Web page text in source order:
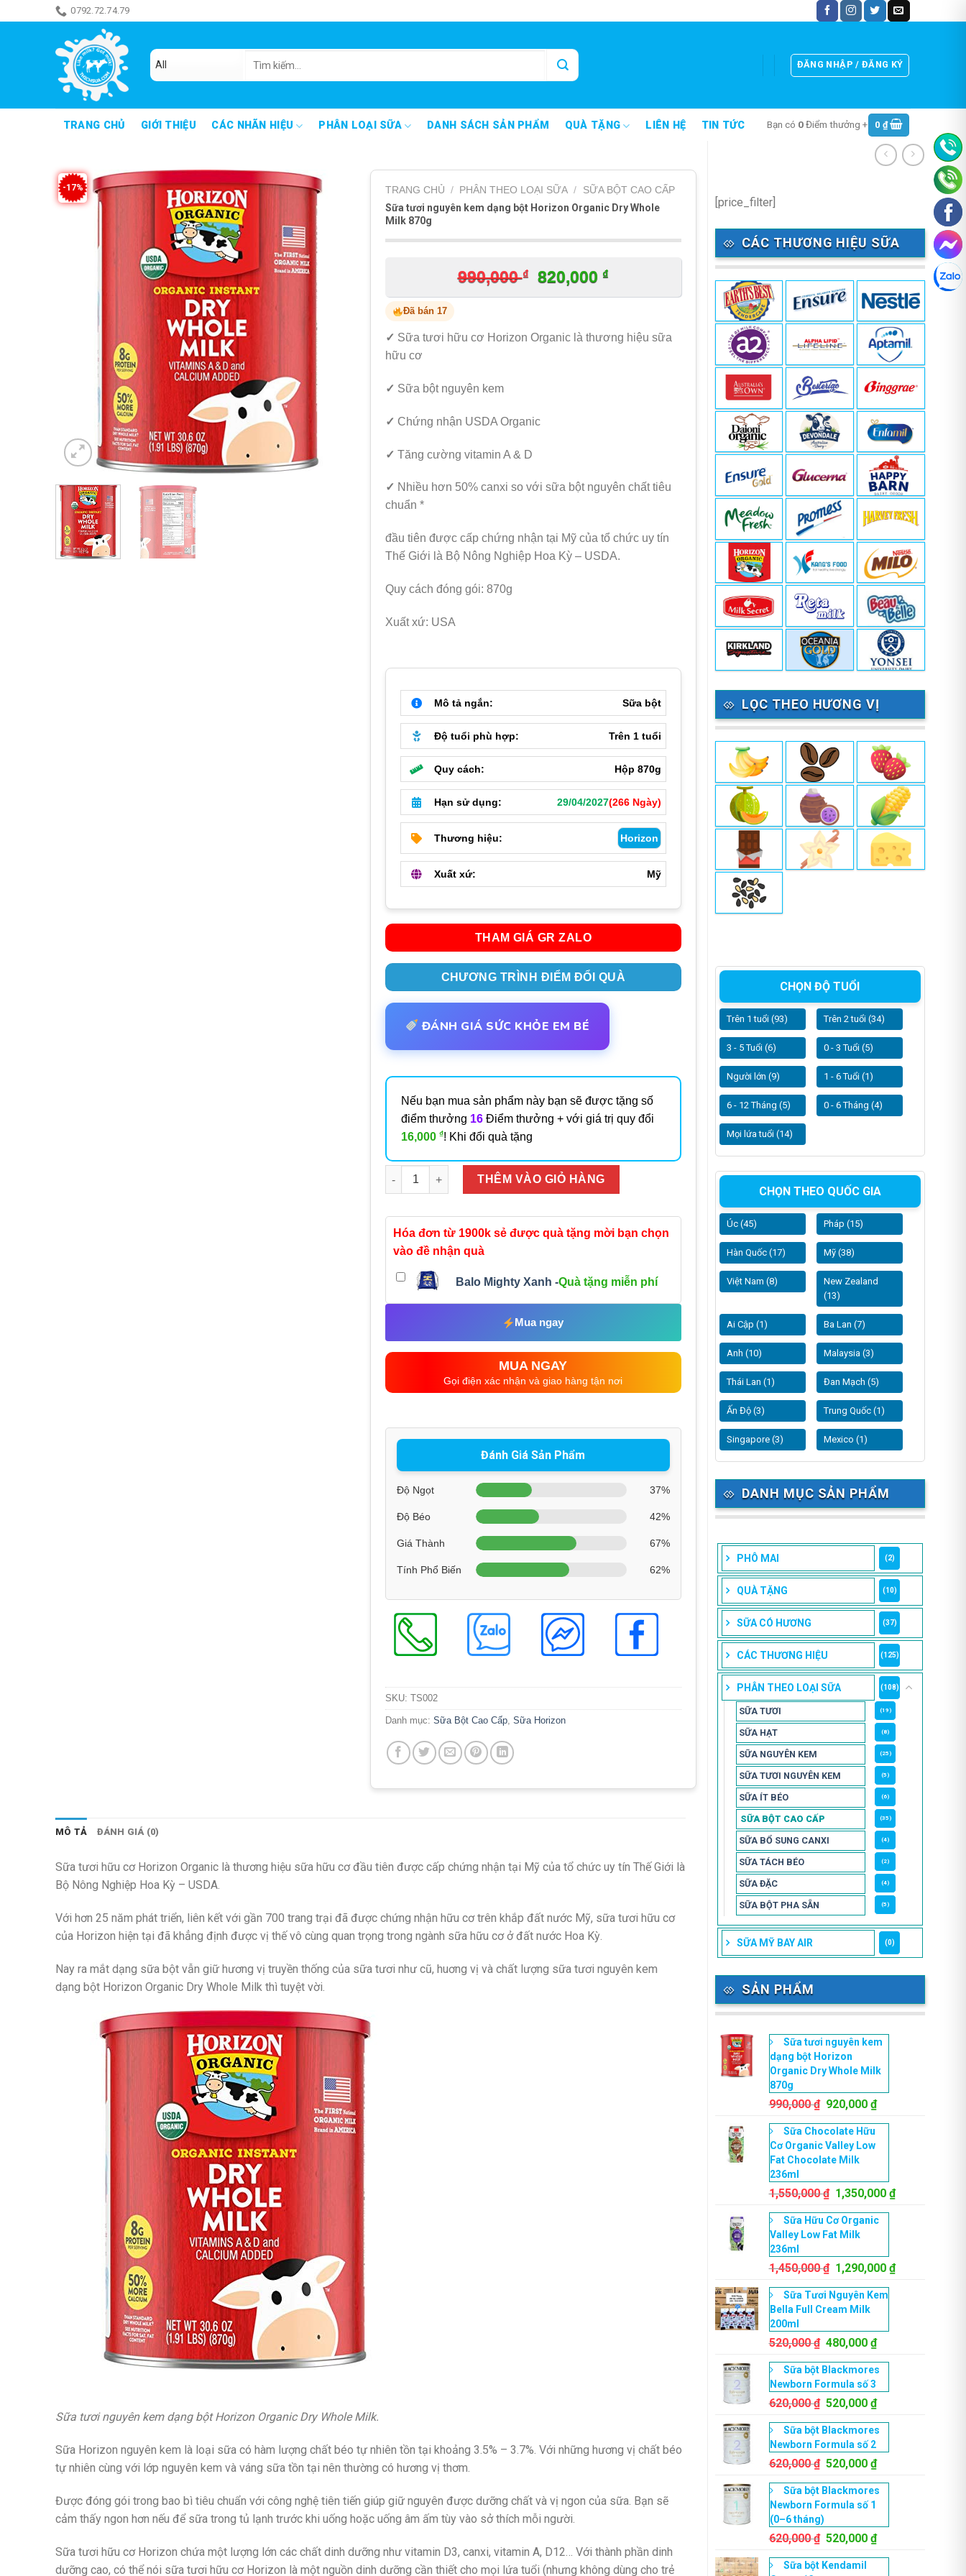
to
0792.72.74.79
kiếm:
ĐĂNG NHẬP / ĐĂNG KÝ
TRANG CHỦ GIỚI THIỆU CÁC NHÃN HIỆU PHÂN LOẠI SỮA DANH SÁCH SẢN PHẨM QUÀ TẶNG LIÊN HỆ TIN TỨC Bạn có 0Điểm thưởng + 0 ₫
[price_filter]
CÁC THƯƠNG HIỆU SỮA
LỌC THEO HƯƠNG VỊ
CHỌN ĐỘ TUỔI
Trên 1 tuổi (93) Trên 2 tuổi (34)
3 - 5 Tuổi (6) 0 - 3 Tuổi (5)
Người lớn (9) 1 - 6 Tuổi (1)
6 - 12 Tháng (5) 0 - 6 Tháng (4)
Mọi lứa tuổi (14)
CHỌN THEO QUỐC GIA
Úc (45) Pháp (15)
Hàn Quốc (17) Mỹ (38)
Việt Nam (8)
New Zealand
(13)
Ai Cập (1) Ba Lan (7)
Anh (10) Malaysia (3)
Thái Lan (1) Đan Mạch (5)
Ấn Độ (3) Trung Quốc (1)
Singapore (3) Mexico (1)
DANH MỤC SẢN PHẨM
PHÔ MAI (2)
QUÀ TẶNG (10)
SỮA CÓ HƯƠNG (37)
CÁC THƯƠNG HIỆU (125)
PHÂN THEO LOẠI SỮA (108)
SỮA TƯƠI (19)
SỮA HẠT (8)
SỮA NGUYÊN KEM (25)
SỮA TƯƠI NGUYÊN KEM (5)
SỮA ÍT BÉO (6)
SỮA BỘT CAO CẤP (35)
SỮA BỔ SUNG CANXI (4)
SỮA TÁCH BÉO (2)
SỮA ĐẶC (4)
SỮA BỘT PHA SẴN (5)
SỮA MỸ BAY AIR (0)
SẢN PHẨM
Sữa tươi nguyên kem
dạng bột Horizon
Organic Dry Whole Milk
870g
990,000₫ Giá
là:
990,000 ₫.
920,000₫Giá
Sữa Chocolate Hữu
Cơ Organic Valley Low
Fat Chocolate Milk
236ml
1,550,000₫ Giá
là:
1,550,000 ₫.
1,350,000₫Giá
Sữa Hữu Cơ Organic
Valley Low Fat Milk
236ml
1,450,000₫ Giá
là:
1,450,000 ₫.
1,290,000₫Giá
Sữa Tươi Nguyên Kem
Bella Full Cream Milk
200ml
520,000₫ Giá
là:
520,000 ₫.
480,000₫Giá
tại
480,000 ₫.
Sữa bột Blackmores
Newborn Formula số 3
620,000₫ Giá
là:
620,000 ₫.
520,000₫Giá
tại
520,000 ₫.
Sữa bột Blackmores
Newborn Formula số 2
620,000₫ Giá
là:
620,000 ₫.
520,000₫Giá
tại
520,000 ₫.
Sữa bột Blackmores
Newborn Formula số 1
(0–6 tháng)
620,000₫ Giá
là:
520,000₫Giá
Sữa bột Kendamil
-17% TRANG CHỦ / PHÂN THEO LOẠI SỮA / SỮA BỘT CAO CẤP
Sữa tươi nguyên kem dạng bột Horizon Organic Dry Whole
Milk 870g
990,000₫
Giá
gốc
990,000 ₫.
820,000 ₫
hiện
là:
Đã bán 17
✓ Sữa tươi hữu cơ Horizon Organic là thương hiệu sữa
hữu cơ
✓ Sữa bột nguyên kem
✓ Chứng nhận USDA Organic
✓ Tăng cường vitamin A & D
✓ Nhiều hơn 50% canxi so với sữa bột nguyên chất tiêu
chuẩn *
đầu tiên được cấp chứng nhận tại Mỹ của tổ chức uy tín
Thế Giới là Bộ Nông Nghiệp Hoa Kỳ – USDA.
Quy cách đóng gói: 870g
Xuất xứ: USA
Mô tả ngắn: Sữa bột
Độ tuổi phù hợp: Trên 1 tuổi
Quy cách: Hộp 870g
Hạn sử dụng: 29/04/2027(266 Ngày)
Thương hiệu: Horizon
Xuất xứ: Mỹ
THAM GIÁ GR ZALO
CHƯƠNG TRÌNH ĐIỂM ĐỔI QUÀ
ĐÁNH GIÁ SỨC KHỎE EM BÉ
Nếu bạn mua sản phẩm này bạn sẽ được tặng số
điểm thưởng 16 Điểm thưởng + với giá trị quy đổi
16,000₫! Khi đổi quà tặng
Số lượng
THÊM VÀO GIỎ HÀNG
Hóa đơn từ 1900k sẻ được quà tặng mời bạn chọn
vào đề nhận quà
Balo Mighty Xanh -Quà tặng miễn phí
Mua ngay
MUA NGAY
Gọi điện xác nhận và giao hàng tận nơi
Đánh Giá Sản Phẩm
Độ Ngọt 37%
Độ Béo 42%
Giá Thành 67%
Tính Phổ Biến 62%
SKU:TS002
Danh mục:Sữa Bột Cao Cấp ,Sữa Horizon
MÔ TẢ ĐÁNH GIÁ (0)
Sữa tươi hữu cơ Horizon Organic là thương hiệu sữa hữu cơ đầu tiên được cấp chứng nhận tại Mỹ của tổ chức uy tín Thế Giới là
Bộ Nông Nghiệp Hoa Kỳ – USDA.
Với hơn 25 năm phát triển, liên kết với gần 700 trang trại đã được chứng nhận hữu cơ trên khắp đất nước Mỹ, sữa tươi hữu cơ
của Horizon hiện tại đã khẳng định được vị thế vô cùng quan trọng trong ngành sữa hữu cơ ở đất nước Hoa Kỳ.
Nay ra mắt dạng sữa bột vẫn giữ hương vị truyền thống của sữa tươi như cũ, huơng vị và chất lượng sữa tươi nguyên kem
dạng bột Horizon Organic Dry Whole Milk thì tuyệt vời.
Sữa tươi nguyên kem dạng bột Horizon Organic Dry Whole Milk.
Sữa Horizon nguyên kem là loại sữa có hàm lượng chất béo tự nhiên tồn tại khoảng 3.5% – 3.7%. Với những hương vị chất béo
tự nhiên cùng với lớp nguyên kem và váng sữa tồn tại nên thường có hương vị thơm.
Được đóng gói trong bao bì tiêu chuẩn với công nghệ tiên tiến giúp giữ nguyên được dưỡng chất và vị ngon của sữa. Bạn sẽ
cảm thấy ngon hơn nếu để sữa trong tủ lạnh trước khi uống hoặc uống âm ấm tùy vào sở thích mỗi người.
Sữa tươi hữu cơ Horizon chứa một lượng lớn các chất dinh dưỡng như vitamin D3, canxi, vitamin A, D12… Với thành phần dinh
dưỡng cao, có thể nói sữa tươi hữu cơ Horizon là một nguồn dinh dưỡng cần thiết cho mọi lứa tuổi (nhưng không dùng cho trẻ